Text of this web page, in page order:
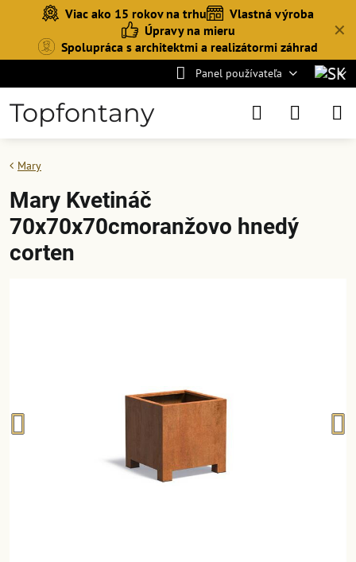
✕
Viac ako 15 rokov na trhu
Vlastná výroba
Úpravy na mieru
Spolupráca s architektmi a realizátormi záhrad
Panel používateľa
Topfontany
Mary
Mary Kvetináč
70x70x70cmoranžovo hnedý
corten